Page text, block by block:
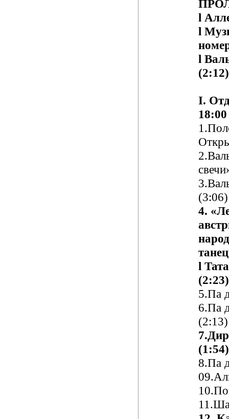
l
l
l
(2:12)
I. О
18:00
свечи
(3:06)
4.
l
(2:23)
5.Па
6.Па
(2:13)
(1:54)
8.Па
10
1 1